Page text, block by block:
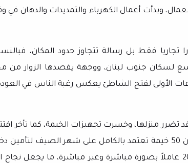
وبدأت أعمال الكهرباء والتمديدات والدهان في
تجاريا فقط بل رسالة تتجاوز حدود المكان،
لسكان جنوب لبنان، ووجهة يقصدها الزوار من
الأولى لفتح الشاطئ يعكس رغبة الناس في العودة
تضرر منزلها، وخسرت تجهيزات الخيمة، كما تأخر
من شهر مقارنة بالسنوات السابقة، وتوضح أن 50 خيمة تعتمد بالكامل على شهر
يؤمّن كل منتزه مصدر رزق لما بين 10 عمال و20 عاملاً بصورة مباشرة وغير مباشرة،